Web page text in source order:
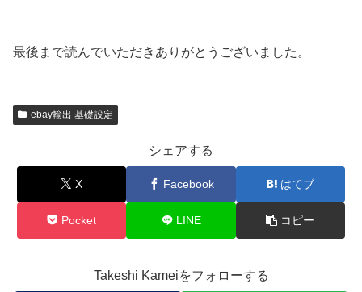
最後まで読んでいただきありがとうございました。
ebay輸出 基礎設定
シェアする
X Facebook はてブ
Pocket LINE コピー
Takeshi Kameiをフォローする